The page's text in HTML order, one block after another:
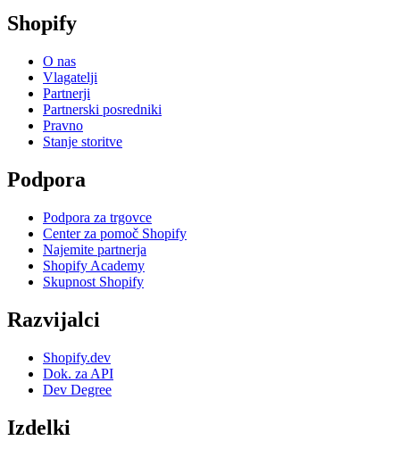
Shopify
O nas
Vlagatelji
Partnerji
Partnerski posredniki
Pravno
Stanje storitve
Podpora
Podpora za trgovce
Center za pomoč Shopify
Najemite partnerja
Shopify Academy
Skupnost Shopify
Razvijalci
Shopify.dev
Dok. za API
Dev Degree
Izdelki